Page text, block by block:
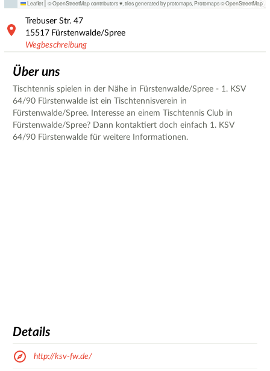
Leaflet © OpenStreetMap contributors ♥, tiles generated by protomaps Protomaps©OpenStreetMap
Trebuser Str. 47
15517 Fürstenwalde/Spree
Wegbeschreibung
Über uns
Tischtennis spielen in der Nähe in Fürstenwalde/Spree - 1. KSV
64/90 Fürstenwalde ist ein Tischtennisverein in
Fürstenwalde/Spree. Interesse an einem Tischtennis Club in
Fürstenwalde/Spree? Dann kontaktiert doch einfach 1. KSV
64/90 Fürstenwalde für weitere Informationen.
Details
http://ksv-fw.de/